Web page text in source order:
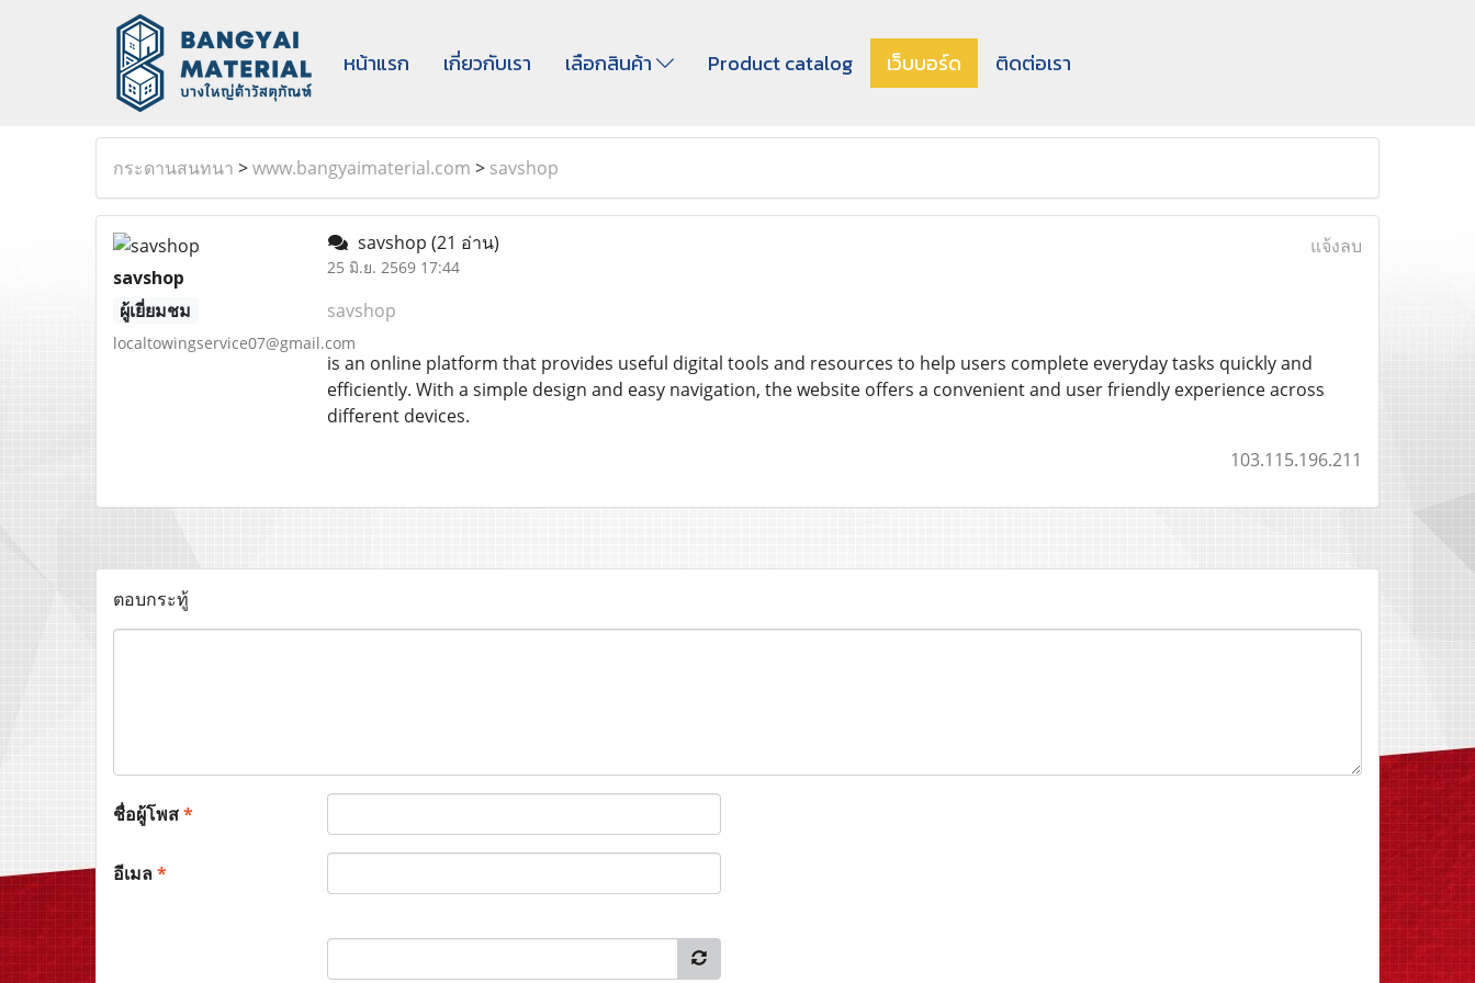
หน้าแรก เกี่ยวกับเรา เลือกสินค้า Product catalog เว็บบอร์ด ติดต่อเรา
กระดานสนทนา >www.bangyaimaterial.com > savshop
savshop
ผู้เยี่ยมชม
localtowingservice07@gmail.com
savshop (21 อ่าน)
25 มิ.ย. 2569 17:44
แจ้งลบ
savshop
is an online platform that provides useful digital tools and resources to help users complete everyday tasks quickly and
efficiently. With a simple design and easy navigation, the website offers a convenient and user friendly experience across
different devices.
103.115.196.211
ตอบกระทู้
ชื่อผู้โพส*
อีเมล*